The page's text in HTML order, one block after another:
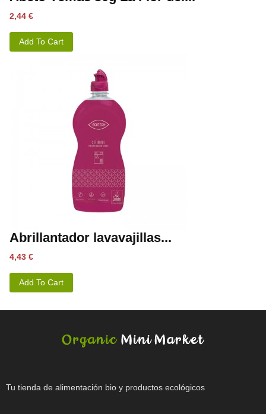
Precio
2,44 €
Add To Cart
Abrillantador lavavajillas...
Precio
4,43 €
Add To Cart
Tu tienda de alimentación bio y productos ecológicos